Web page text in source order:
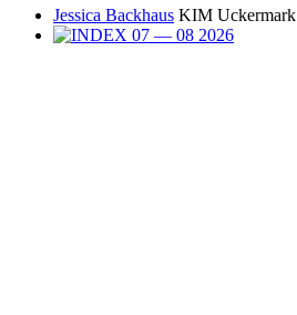
Jessica Backhaus KIM Uckermark